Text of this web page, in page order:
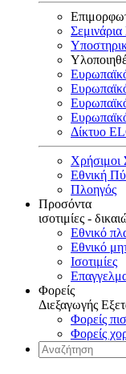
Δίκτυο
Χρήσιμοι
Εθνική
Πλοηγός
Προσόντα
ισοτιμίες -
Εθνικό
Εθνικό
Ισοτιμίες
Φορείς
Διεξαγωγής
Φορείς
Φορείς